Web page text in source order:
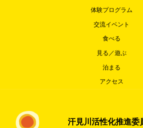
体験プログラム
交流イベント
食べる
見る／遊ぶ
泊まる
アクセス
汗見川活性化推進委